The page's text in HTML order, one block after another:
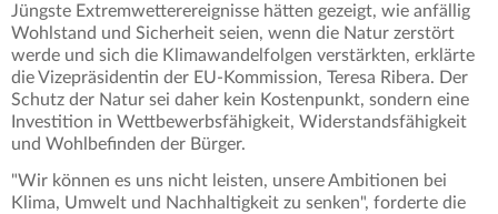
Jüngste Extremwetterereignisse hätten gezeigt, wie anfällig
Wohlstand und Sicherheit seien, wenn die Natur zerstört
werde und sich die Klimawandelfolgen verstärkten, erklärte
die Vizepräsidentin der EU-Kommission, Teresa Ribera. Der
Schutz der Natur sei daher kein Kostenpunkt, sondern eine
Investition in Wettbewerbsfähigkeit, Widerstandsfähigkeit
und Wohlbefinden der Bürger.
"Wir können es uns nicht leisten, unsere Ambitionen bei
Klima, Umwelt und Nachhaltigkeit zu senken", forderte die